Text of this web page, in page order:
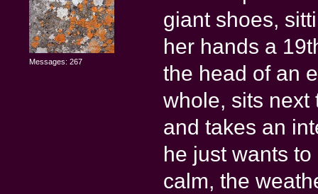
Messages: 267
giant shoes,
her hands a
the head of an
whole, sits next
and takes an
he just wants
calm, the